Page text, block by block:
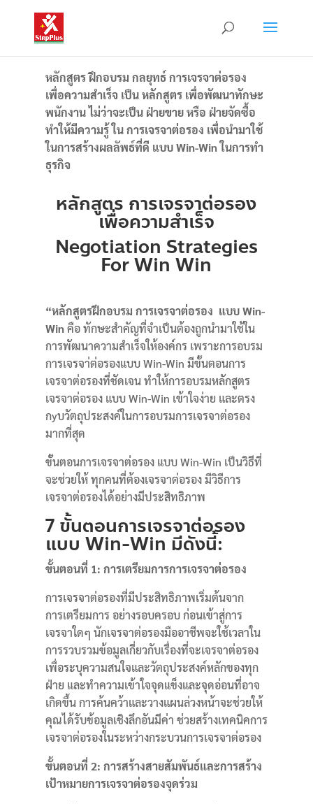
หลักสูตร ฝึกอบรม กลยุทธ์ การเจรจาต่อรอง
เพื่อความสำเร็จ เป็น หลักสูตร เพื่อพัฒนาทักษะ
พนักงาน ไม่ว่าจะเป็น ฝ่ายขาย หรือ ฝ่ายจัดซื้อ
ทำให้มีความรู้ ใน การเจรจาต่อรอง เพื่อนำมาใช้
ในการสร้างผลลัพธ์ที่ดี แบบ Win-Win ในการทำ
ธุรกิจ
หลักสูตร การเจรจาต่อรอง
เพื่อความสำเร็จ
Negotiation Strategies
For Win Win
“หลักสูตรฝึกอบรม การเจรจาต่อรอง แบบ Win-
Winคือ ทักษะสำคัญที่จำเป็นต้องถูกนำมาใช้ใน
การพัฒนาความสำเร็จให้องค์กร เพราะการอบรม
การเจรจา่ต่อรองแบบ Win-Win มีขั้นตอนการ
เจรจาต่อรองที่ชัดเจน ทำให้การอบรมหลักสูตร
เจรจาต่อรอง แบบ Win-Win เข้าใจง่าย และตรง
กyบวัตถุประสงค์ในการอบรมการเจรจาต่อรอง
มากที่สุด
ขั้นตอนการเจรจาต่อรอง แบบ Win-Win เป็นวิธีที่
จะช่วยให้ ทุกคนที่ต้องเจรจาต่อรอง มีวิธีการ
เจรจาต่อรองได้อย่างมีประสิทธิภาพ
7 ขั้นตอนการเจรจาต่อรอง
แบบ Win-Win มีดังนี้:
ขั้นตอนที่ 1: การเตรียมการการเจรจาต่อรอง
การเจรจาต่อรองที่มีประสิทธิภาพเริ่มต้นจาก
การเตรียมการ อย่างรอบครอบ ก่อนเข้าสู่การ
เจรจาใดๆ นักเจรจาต่อรองมืออาชีพจะใช้เวลาใน
การรวบรวมข้อมูลเกี่ยวกับเรื่องที่จะเจรจาต่อรอง
เพื่อระบุความสนใจและวัตถุประสงค์หลักของทุก
ฝ่าย และทำความเข้าใจจุดแข็งและจุดอ่อนที่อาจ
เกิดขึ้น การค้นคว้าและวางแผนล่วงหน้าจะช่วยให้
คุณได้รับข้อมูลเชิงลึกอันมีค่า ช่วยสร้างเทคนิคการ
เจรจาต่อรองในระหว่างกระบวนการเจรจาต่อรอง
ขั้นตอนที่ 2: การสร้างสายสัมพันธ์และการสร้าง
เป้าหมายการเจรจาต่อรองจุดร่วม